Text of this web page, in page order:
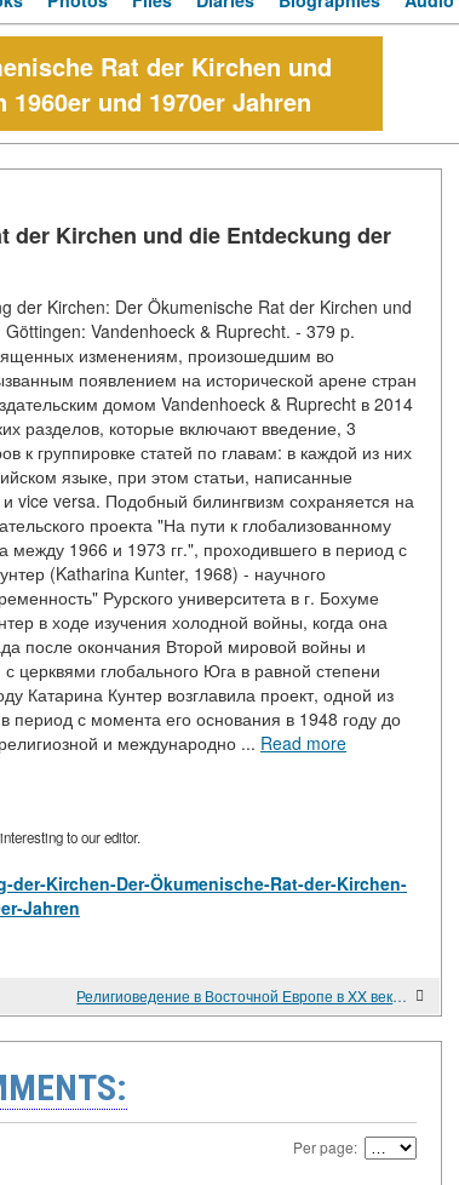
Rat der Kirchen und
und 1970er Jahren
der Kirchen und die Entdeckung der
der Kirchen: Der Ökumenische Rat der Kirchen und
Vandenhoeck & Ruprecht. - 379 p.
изменениям, произошедшим во
появлением на исторической арене стран
домом Vandenhoeck & Ruprecht в 2014
разделов, которые включают введение, 3
к группировке статей по главам: в каждой из них
языке, при этом статьи, написанные
vice versa. Подобный билингвизм сохраняется на
проекта "На пути к глобализованному
между 1966 и 1973 гг.", проходившего в период с
(Katharina Kunter, 1968) - научного
Рурского университета в г. Бохуме
в ходе изучения холодной войны, когда она
после окончания Второй мировой войны и
церквями глобального Юга в равной степени
Катарина Кунтер возглавила проект, одной из
с момента его основания в 1948 году до
и международно ... Read more
to our editor.
Kirchen-Der-Ökumenische-Rat-der-Kirchen-
Jahren
Религиоведение в Восточной Европе в XX веке: тексты и контекст
Per page: